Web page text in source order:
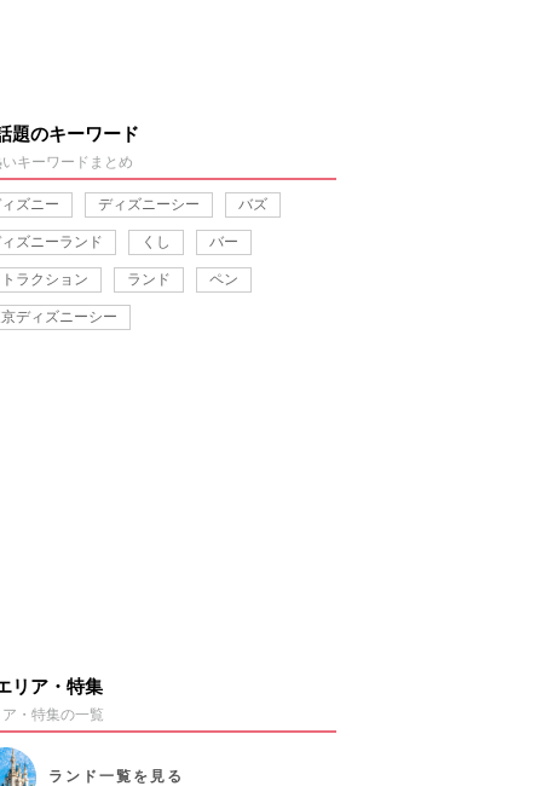
題のキーワード
キーワードまとめ
ズニー ディズニーシー バズ
ズニーランド くし バー
ラクション ランド ペン
ディズニーシー
リア・特集
・特集の一覧
ランド 一覧を見る